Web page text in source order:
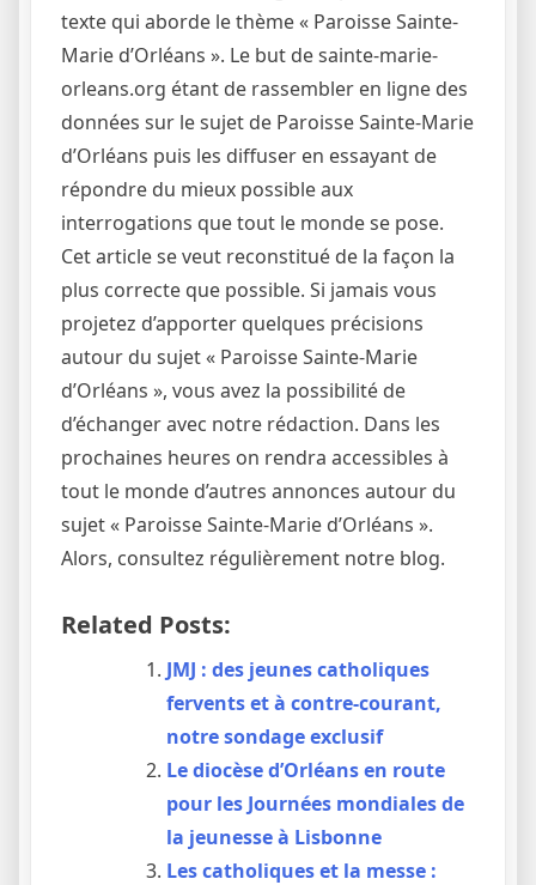
texte qui aborde le thème « Paroisse Sainte-
Marie d’Orléans ». Le but de sainte-marie-
orleans.org étant de rassembler en ligne des
données sur le sujet de Paroisse Sainte-Marie
d’Orléans puis les diffuser en essayant de
répondre du mieux possible aux
interrogations que tout le monde se pose.
Cet article se veut reconstitué de la façon la
plus correcte que possible. Si jamais vous
projetez d’apporter quelques précisions
autour du sujet « Paroisse Sainte-Marie
d’Orléans », vous avez la possibilité de
d’échanger avec notre rédaction. Dans les
prochaines heures on rendra accessibles à
tout le monde d’autres annonces autour du
sujet « Paroisse Sainte-Marie d’Orléans ».
Alors, consultez régulièrement notre blog.
Related Posts:
JMJ : des jeunes catholiques
fervents et à contre-courant,
notre sondage exclusif
Le diocèse d’Orléans en route
pour les Journées mondiales de
la jeunesse à Lisbonne
Les catholiques et la messe :